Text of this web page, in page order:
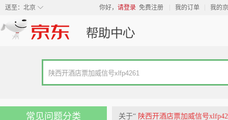
◇
送至： 北京 你好， 请登录 免费注册 我的订单 我的
常见问题分类 关于“ 陕西开酒店票加威信号